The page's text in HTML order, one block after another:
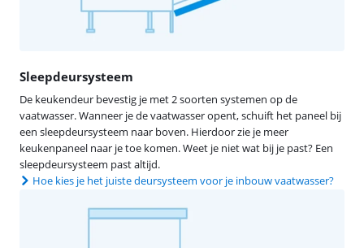
Sleepdeursysteem
De keukendeur bevestig je met 2 soorten systemen op de
vaatwasser. Wanneer je de vaatwasser opent, schuift het paneel bij
een sleepdeursysteem naar boven. Hierdoor zie je meer
keukenpaneel naar je toe komen. Weet je niet wat bij je past? Een
sleepdeursysteem past altijd.
Hoe kies je het juiste deursysteem voor je inbouw vaatwasser?